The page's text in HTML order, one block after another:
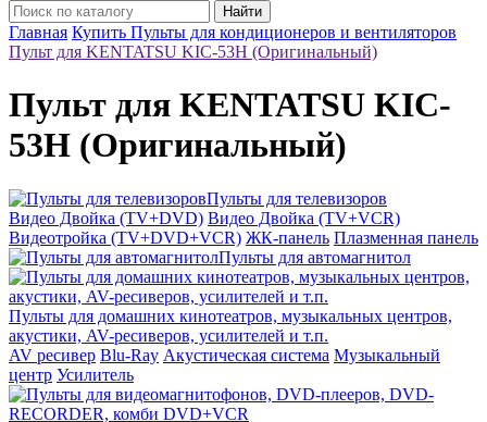
Найти
Главная Купить Пульты для кондиционеров и вентиляторов
Пульт для KENTATSU KIC-53H (Оригинальный)
Пульт для KENTATSU KIC-
53H (Оригинальный)
Пульты для телевизоров
Видео Двойка (TV+DVD) Видео Двойка (TV+VCR)
Видеотройка (TV+DVD+VCR) ЖК-панель Плазменная панель
Пульты для автомагнитол
Пульты для домашних кинотеатров, музыкальных центров,
акустики, AV-ресиверов, усилителей и т.п.
AV ресивер Blu-Ray Акустическая система Музыкальный
центр Усилитель